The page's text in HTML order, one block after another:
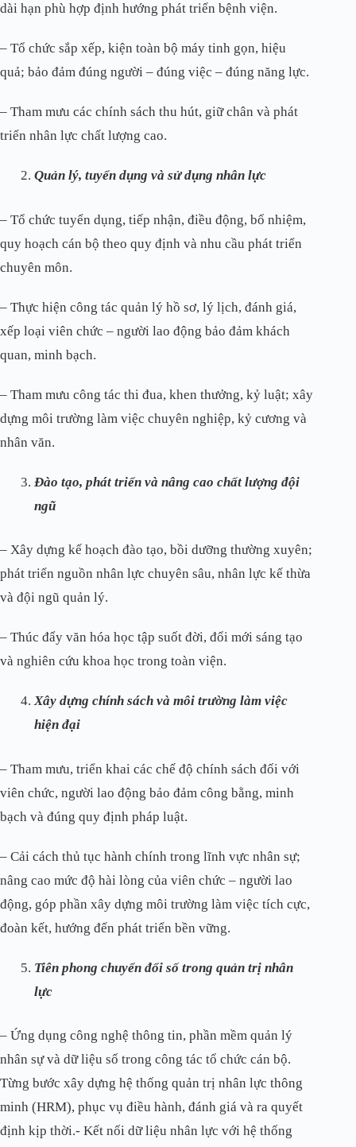
dài hạn phù hợp định hướng phát triển bệnh viện.
– Tổ chức sắp xếp, kiện toàn bộ máy tinh gọn, hiệu
quả; bảo đảm đúng người – đúng việc – đúng năng lực.
– Tham mưu các chính sách thu hút, giữ chân và phát
triển nhân lực chất lượng cao.
Quản lý, tuyển dụng và sử dụng nhân lực
– Tổ chức tuyển dụng, tiếp nhận, điều động, bổ nhiệm,
quy hoạch cán bộ theo quy định và nhu cầu phát triển
chuyên môn.
– Thực hiện công tác quản lý hồ sơ, lý lịch, đánh giá,
xếp loại viên chức – người lao động bảo đảm khách
quan, minh bạch.
– Tham mưu công tác thi đua, khen thưởng, kỷ luật; xây
dựng môi trường làm việc chuyên nghiệp, kỷ cương và
nhân văn.
Đào tạo, phát triển và nâng cao chất lượng đội
ngũ
– Xây dựng kế hoạch đào tạo, bồi dưỡng thường xuyên;
phát triển nguồn nhân lực chuyên sâu, nhân lực kế thừa
và đội ngũ quản lý.
– Thúc đẩy văn hóa học tập suốt đời, đổi mới sáng tạo
và nghiên cứu khoa học trong toàn viện.
Xây dựng chính sách và môi trường làm việc
hiện đại
– Tham mưu, triển khai các chế độ chính sách đối với
viên chức, người lao động bảo đảm công bằng, minh
bạch và đúng quy định pháp luật.
– Cải cách thủ tục hành chính trong lĩnh vực nhân sự;
nâng cao mức độ hài lòng của viên chức – người lao
động, góp phần xây dựng môi trường làm việc tích cực,
đoàn kết, hướng đến phát triển bền vững.
Tiên phong chuyển đổi số trong quản trị nhân
lực
– Ứng dụng công nghệ thông tin, phần mềm quản lý
nhân sự và dữ liệu số trong công tác tổ chức cán bộ.
Từng bước xây dựng hệ thống quản trị nhân lực thông
minh (HRM), phục vụ điều hành, đánh giá và ra quyết
định kịp thời.- Kết nối dữ liệu nhân lực với hệ thống